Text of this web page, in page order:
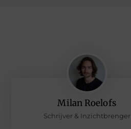
Milan Roelofs
Schrijver & Inzichtbrenger